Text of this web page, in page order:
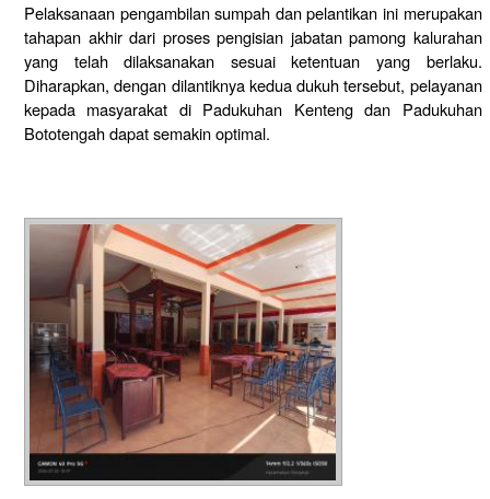
Pelaksanaan pengambilan sumpah dan pelantikan ini merupakan
tahapan akhir dari proses pengisian jabatan pamong kalurahan
yang telah dilaksanakan sesuai ketentuan yang berlaku.
Diharapkan, dengan dilantiknya kedua dukuh tersebut, pelayanan
kepada masyarakat di Padukuhan Kenteng dan Padukuhan
Bototengah dapat semakin optimal.